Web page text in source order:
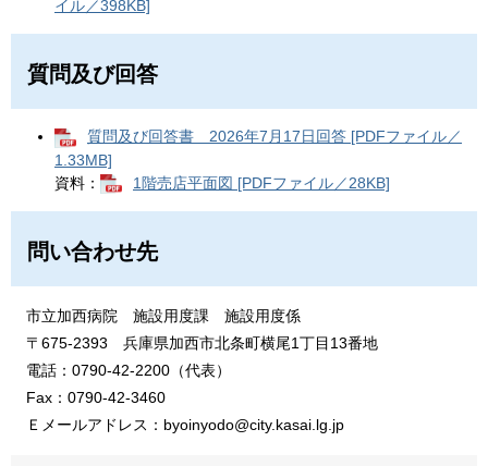
イル／398KB]
質問及び回答
質問及び回答書 2026年7月17日回答 [PDFファイル／
1.33MB]
資料：
1階売店平面図 [PDFファイル／28KB]
問い合わせ先
市立加西病院 施設用度課 施設用度係
〒675-2393 兵庫県加西市北条町横尾1丁目13番地
​電話：0790-42-2200（代表）
Fax：0790-42-3460
Ｅメールアドレス：byoinyodo@city.kasai.lg.jp